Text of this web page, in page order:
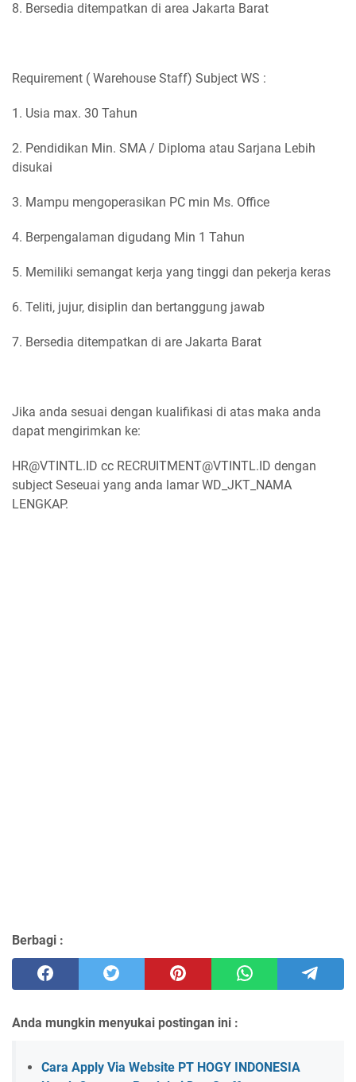
8. Bersedia ditempatkan di area Jakarta Barat
Requirement ( Warehouse Staff) Subject WS :
1. Usia max. 30 Tahun
2. Pendidikan Min. SMA / Diploma atau Sarjana Lebih
disukai
3. Mampu mengoperasikan PC min Ms. Office
4. Berpengalaman digudang Min 1 Tahun
5. Memiliki semangat kerja yang tinggi dan pekerja keras
6. Teliti, jujur, disiplin dan bertanggung jawab
7. Bersedia ditempatkan di are Jakarta Barat
Jika anda sesuai dengan kualifikasi di atas maka anda
dapat mengirimkan ke:
HR@VTINTL.ID cc RECRUITMENT@VTINTL.ID dengan
subject Seseuai yang anda lamar WD_JKT_NAMA
LENGKAP.
Berbagi :
Anda mungkin menyukai postingan ini :
Cara Apply Via Website PT HOGY INDONESIA